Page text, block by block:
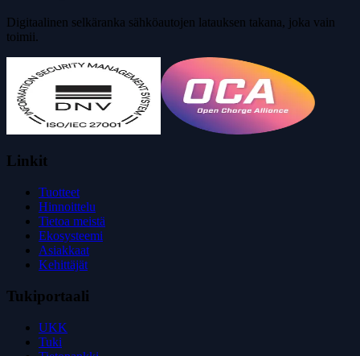
Digitaalinen selkäranka sähköautojen latauksen takana, joka vain
toimii.
Linkit
Tuotteet
Hinnoittelu
Tietoa meistä
Ekosysteemi
Asiakkaat
Kehittäjät
Tukiportaali
UKK
Tuki